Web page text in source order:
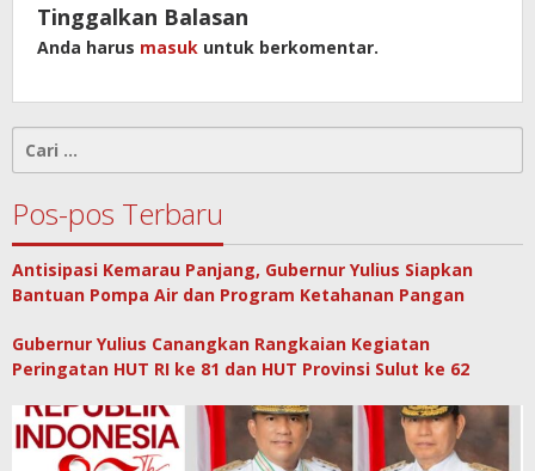
Tinggalkan Balasan
Anda harus masuk untuk berkomentar.
untuk:
Pos-pos Terbaru
Antisipasi Kemarau Panjang, Gubernur Yulius Siapkan
Bantuan Pompa Air dan Program Ketahanan Pangan
Gubernur Yulius Canangkan Rangkaian Kegiatan
Peringatan HUT RI ke 81 dan HUT Provinsi Sulut ke 62